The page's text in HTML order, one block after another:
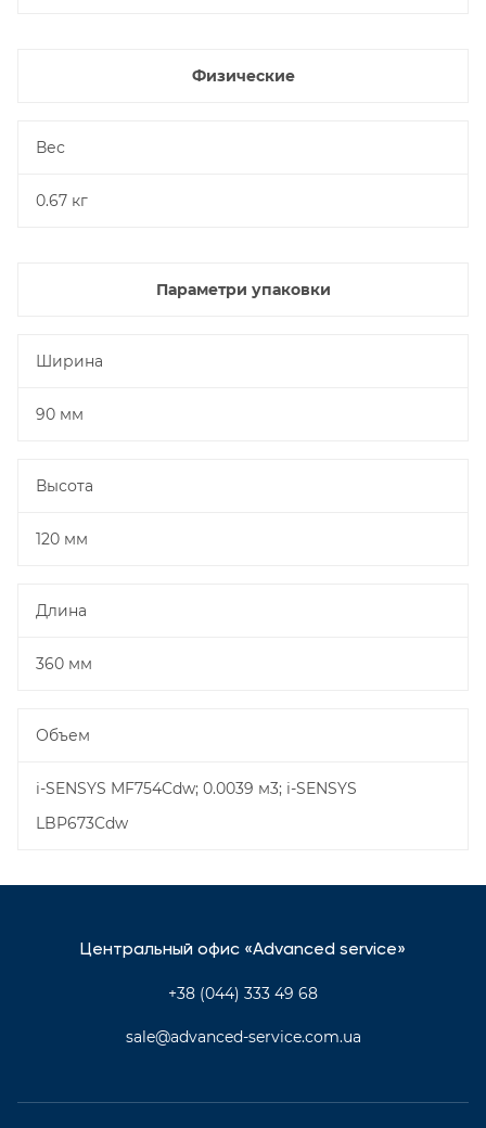
Физические
Вес
0.67 кг
Параметри упаковки
Ширина
90 мм
Высота
120 мм
Длина
360 мм
Объем
i-SENSYS MF754Cdw; 0.0039 м3; i-SENSYS
LBP673Cdw
Центральный офис «Advanced service»
+38 (044) 333 49 68
sale@advanced-service.com.ua